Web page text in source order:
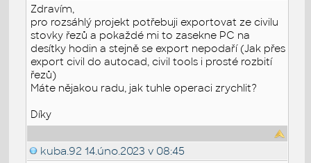
Zdravím,
pro rozsáhlý projekt potřebuji exportovat ze civilu
stovky řezů a pokaždé mi to zasekne PC na
desítky hodin a stejně se export nepodaří (Jak přes
export civil do autocad, civil tools i prosté rozbití
řezů)
Máte nějakou radu, jak tuhle operaci zrychlit?
Díky
kuba.92 14.úno.2023 v 08:45